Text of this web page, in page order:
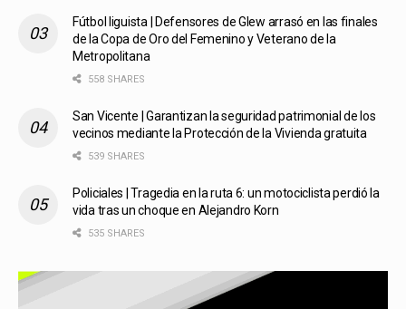
Fútbol liguista | Defensores de Glew arrasó en las finales
de la Copa de Oro del Femenino y Veterano de la
Metropolitana
558 SHARES
San Vicente | Garantizan la seguridad patrimonial de los
vecinos mediante la Protección de la Vivienda gratuita
539 SHARES
Policiales | Tragedia en la ruta 6: un motociclista perdió la
vida tras un choque en Alejandro Korn
535 SHARES